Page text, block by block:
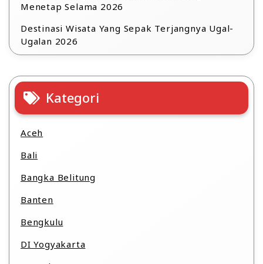
Menetap Selama 2026
Destinasi Wisata Yang Sepak Terjangnya Ugal-
Ugalan 2026
Kategori
Aceh
Bali
Bangka Belitung
Banten
Bengkulu
DI Yogyakarta